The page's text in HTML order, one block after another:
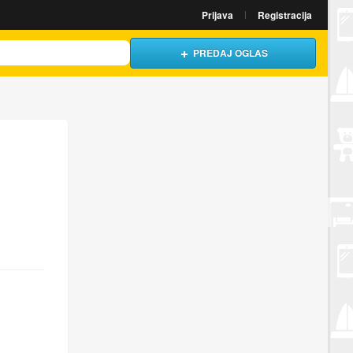
Prijava Registracija
PREDAJ OGLAS